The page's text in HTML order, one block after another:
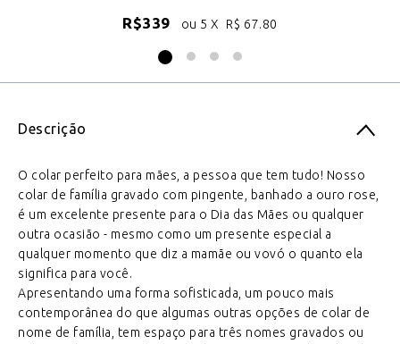
R$339 ou 5 X R$ 67.80
Descrição
O colar perfeito para mães, a pessoa que tem tudo! Nosso
colar de família gravado com pingente, banhado a ouro rose,
é um excelente presente para o Dia das Mães ou qualquer
outra ocasião - mesmo como um presente especial a
qualquer momento que diz a mamãe ou vovó o quanto ela
significa para você.
Apresentando uma forma sofisticada, um pouco mais
contemporânea do que algumas outras opções de colar de
nome de família, tem espaço para três nomes gravados ou